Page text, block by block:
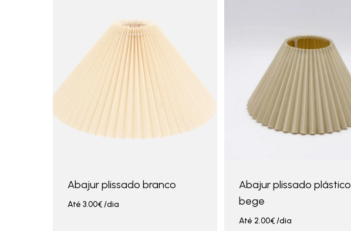
Abajur plissado branco
Até 3.00€/dia
Abajur plissado plástico
bege
Até 2.00€/dia